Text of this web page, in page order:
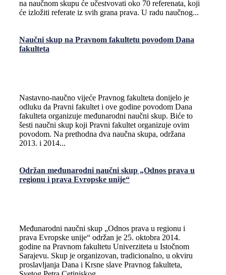
na naučnom skupu će učestvovati oko 70 referenata, koji
će izložiti referate iz svih grana prava. U radu naučnog...
Naučni skup na Pravnom fakultetu povodom Dana
fakulteta
Nastavno-naučno vijeće Pravnog fakulteta donijelo je
odluku da Pravni fakultet i ove godine povodom Dana
fakulteta organizuje međunarodni naučni skup. Biće to
šesti naučni skup koji Pravni fakultet organizuje ovim
povodom. Na prethodna dva naučna skupa, održana
2013. i 2014...
Održan međunarodni naučni skup „Odnos prava u
regionu i prava Evropske unije“
Međunarodni naučni skup „Odnos prava u regionu i
prava Evropske unije“ održan je 25. oktobra 2014.
godine na Pravnom fakultetu Univerziteta u Istočnom
Sarajevu. Skup je organizovan, tradicionalno, u okviru
proslavlјanja Dana i Krsne slave Pravnog fakulteta,